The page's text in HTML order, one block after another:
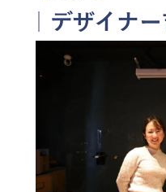
｜デザイナ